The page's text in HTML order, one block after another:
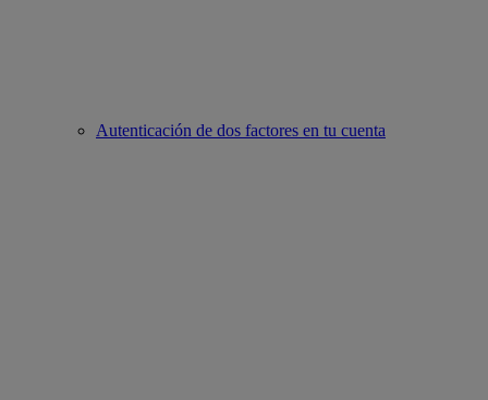
Autenticación de dos factores en tu cuenta